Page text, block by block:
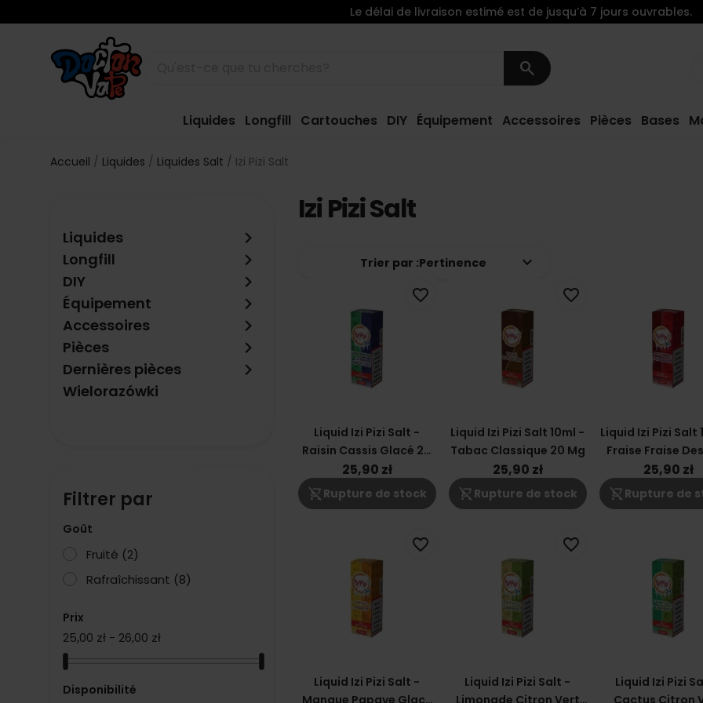
search
Liquides Longfill Cartouches DIY Équipement Accessoires Pièces Bases
Le délai de livraison estimé est de jusqu’à 7 jours ouvrables.
Accueil Liquides Liquides Salt Izi Pizi Salt
Liquides keyboard_arrow_right
Longfill keyboard_arrow_right
DIY keyboard_arrow_right
Équipement keyboard_arrow_right
Accessoires keyboard_arrow_right
Pièces keyboard_arrow_right
Dernières pièces keyboard_arrow_right
Wielorazówki
Filtrer par
Goût
Fruité (2)
Rafraîchissant (8)
Prix
25,00 zł - 26,00 zł
Disponibilité
Izi Pizi Salt
Trier par :Pertinence keyboard_arrow_down
Liquid Izi Pizi Salt -
Raisin Cassis Glacé 20
Mg
25,90 zł
shopping_cart_off Rupture de stock
favorite_border
Liquid Izi Pizi Salt 10ml -
Tabac Classique 20 Mg
25,90 zł
shopping_cart_off Rupture de stock
favorite_border
Liquid Izi Pizi Salt
Fraise Fraise
Glacé 20 Mg
25,90 zł
shopping_cart_off Rupture de
Liquid Izi Pizi Salt -
favorite_border
Liquid Izi Pizi Salt -
favorite_border
Liquid Izi Pizi